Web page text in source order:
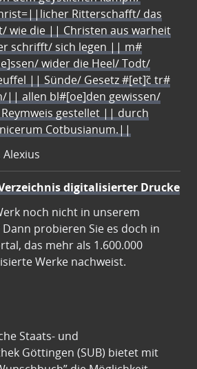
Ritterschafft/ das
wie die || Christen aus warheit
schrifft/ sich legen || m#
wider die Heel/ Todt/
|| Sünde/ Gesetz #[et]c̃ tr#
|| allen bl#[oe]den gewissen/
gestellet || durch
Cotbusianum.||
digitalisierter Drucke
noch nicht in unserem
probieren Sie es doch in
das mehr als 1.600.000
Werke nachweist.
Staats- und
Göttingen (SUB) bietet mit